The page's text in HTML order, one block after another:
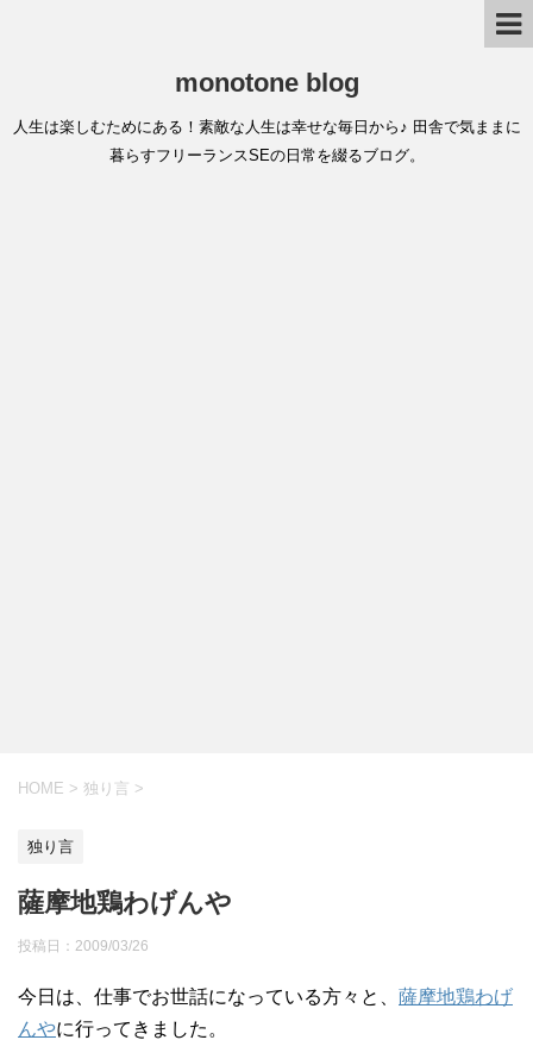
monotone blog
人生は楽しむためにある！素敵な人生は幸せな毎日から♪ 田舎で気ままに
暮らすフリーランスSEの日常を綴るブログ。
HOME > 独り言 >
独り言
薩摩地鶏わげんや
投稿日： 2009/03/26
今日は、仕事でお世話になっている方々と、 薩摩地鶏わげ
んやに行ってきました。